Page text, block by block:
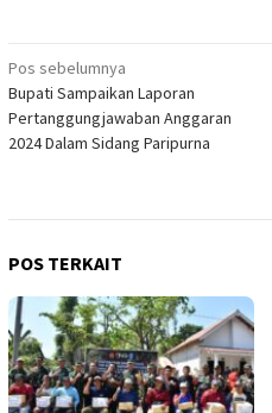
Navigasi
pos
Pos sebelumnya
Bupati Sampaikan Laporan
Pertanggungjawaban Anggaran
2024 Dalam Sidang Paripurna
POS TERKAIT